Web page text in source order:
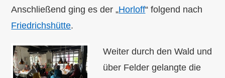
Anschließend ging es der „Horloff“ folgend nach
Friedrichshütte.
Weiter durch den Wald und
über Felder gelangte die